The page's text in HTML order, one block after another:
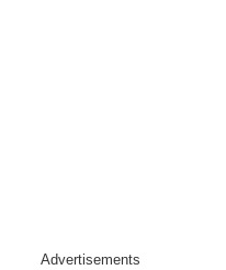
Advertisements